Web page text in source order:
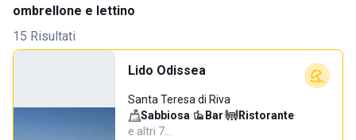
ombrellone e lettino
15 Risultati
Lido Odissea
Santa Teresa di Riva
Sabbiosa· Bar· Ristorante·
e altri 7…